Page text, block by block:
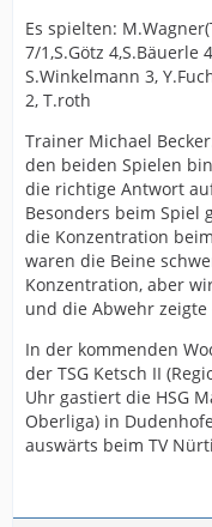
Es spielten:
7/1,S.Götz 4,S.Bäuerle
S.Winkelmann 3,
2, T.roth
Trainer Michael
den beiden Spielen
die richtige Antwort
Besonders beim Spiel
die Konzentration
waren die Beine
Konzentration, aber
und die Abwehr zeigte
In der kommenden
der TSG Ketsch II
Uhr gastiert die HSG
Oberliga) in
auswärts beim TV